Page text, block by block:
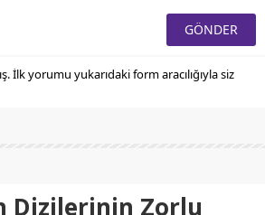
İlk yorumu yukarıdaki form aracılığıyla siz
Dizilerinin Zorlu